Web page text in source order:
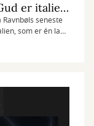
Biblioteket anbefaler: Bogen "Gud er italiener"
seneste
som er én lang
dets mennesker.